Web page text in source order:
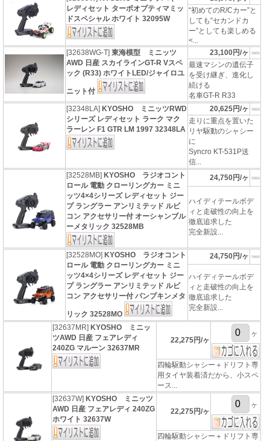
レディセット ターボオプティマミッ
ドスペシャル ホワイト 32095W
“初めてのR/Cカー”と
しても“セカンドカ
ー”としても楽しめる
<...
[32638WG-T]東海模型 ミニッツ
AWD 日産 スカイラインGT-R Vスペ
ック (R33) ホワイトLED/ジャイロユ
ニット付
23,100円/ヶ
最速マシンの遺伝子
を受け継ぎ、進化し
続ける
名車GT-R R33
[32348LA] KYOSHO ミニッツRWD
シリーズ レディセット ラーク マク
ラーレン F1 GTR LM 1997 32348LA
20,625円/ヶ
走りに重点を置いた
リヤ駆動のシャシー
に
Syncro KT-531P送
信...
[32528MB] KYOSHO ラジオコント
ロール 電動 クローリングカー ミニ
ッツ4×4シリーズ レディセット ジー
プ ラングラー アンリミテッド ルビ
コン アクセサリー付 オーシャンブル
ーメタリック 32528MB
24,750円/ヶ
ハイディテールボデ
ィと走破性の向上を
徹底追求した
完全新設...
[32528MO] KYOSHO ラジオコント
ロール 電動 クローリングカー ミニ
ッツ4×4シリーズ レディセット ジー
プ ラングラー アンリミテッド ルビ
コン アクセサリー付 パンプキンメタ
リック 32528MO
24,750円/ヶ
ハイディテールボデ
ィと走破性の向上を
徹底追求した
完全新設...
[32637MR] KYOSHO ミニッ
ツAWD 日産 フェアレディ
240ZG マルーン 32637MR
22,275円/ヶ
ヶ
四輪駆動シャシー＋ドリフト専
用タイヤ装着済だから、小スペ
ース...
[32637W] KYOSHO ミニッツ
AWD 日産 フェアレディ 240ZG
ホワイト 32637W
22,275円/ヶ
ヶ
四輪駆動シャシー＋ドリフト専